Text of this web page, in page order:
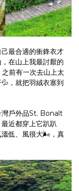
最合適的衝鋒衣才
在山上我最討厭的
前有一次去山上太
，就把羽絨衣塞到
戶外品St. Bonalt
近都穿上它趴趴
溫低、風很大🌬，真